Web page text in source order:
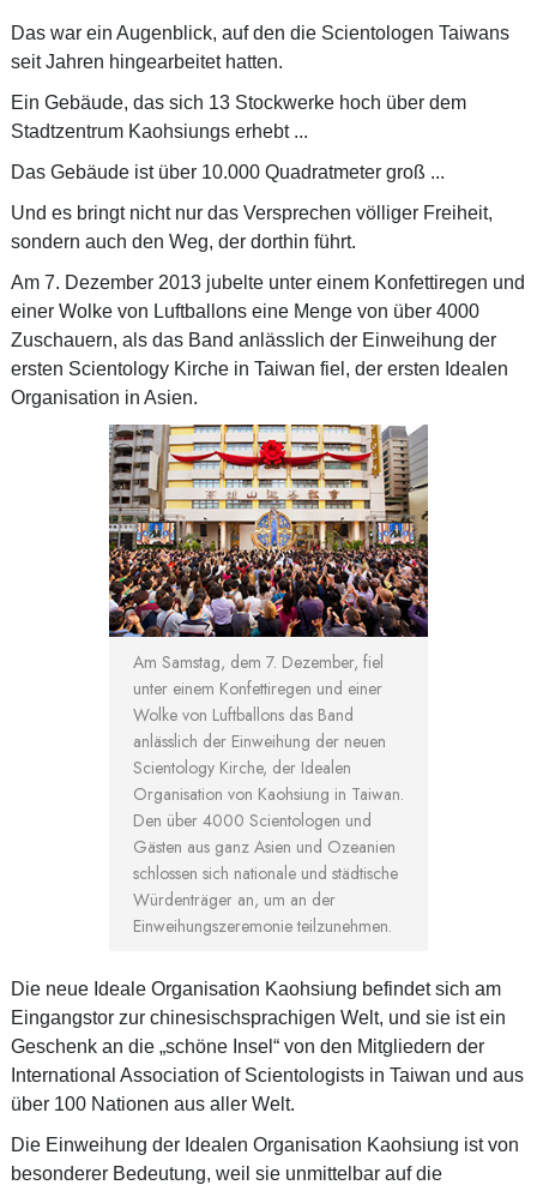
Das war ein Augenblick, auf den die Scientologen Taiwans
seit Jahren hingearbeitet hatten.
Ein Gebäude, das sich 13 Stockwerke hoch über dem
Stadtzentrum Kaohsiungs erhebt ...
Das Gebäude ist über 10.000 Quadratmeter groß ...
Und es bringt nicht nur das Versprechen völliger Freiheit,
sondern auch den Weg, der dorthin führt.
Am 7. Dezember 2013 jubelte unter einem Konfettiregen und
einer Wolke von Luftballons eine Menge von über 4000
Zuschauern, als das Band anlässlich der Einweihung der
ersten Scientology Kirche in Taiwan fiel, der ersten Idealen
Organisation in Asien.
Am Samstag, dem 7. Dezember, fiel
unter einem Konfettiregen und einer
Wolke von Luftballons das Band
anlässlich der Einweihung der neuen
Scientology Kirche, der Idealen
Organisation von Kaohsiung in Taiwan.
Den über 4000 Scientologen und
Gästen aus ganz Asien und Ozeanien
schlossen sich nationale und städtische
Würdenträger an, um an der
Einweihungszeremonie teilzunehmen.
Die neue Ideale Organisation Kaohsiung befindet sich am
Eingangstor zur chinesischsprachigen Welt, und sie ist ein
Geschenk an die „schöne Insel“ von den Mitgliedern der
International Association of Scientologists in Taiwan und aus
über 100 Nationen aus aller Welt.
Die Einweihung der Idealen Organisation Kaohsiung ist von
besonderer Bedeutung, weil sie unmittelbar auf die